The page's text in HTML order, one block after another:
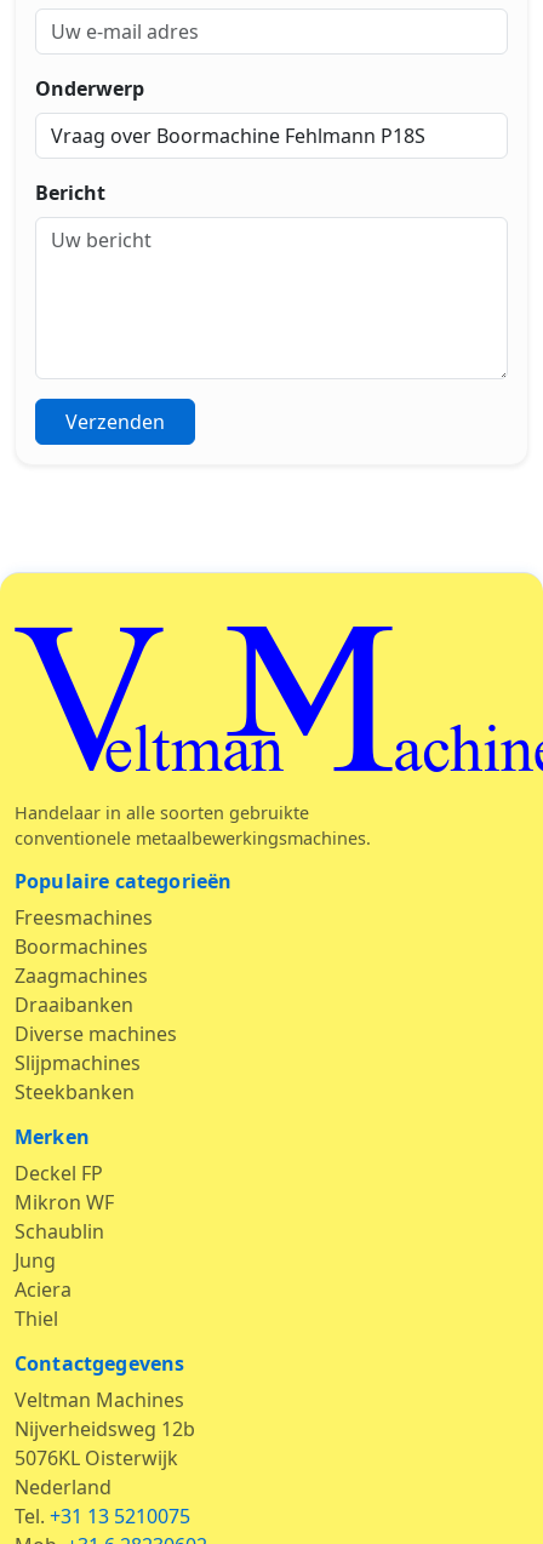
Onderwerp
Bericht
Verzenden
Veltman
Handelaar in alle soorten gebruikte
conventionele metaalbewerkingsmachines.
Populaire categorieën
Freesmachines
Boormachines
Zaagmachines
Draaibanken
Diverse machines
Slijpmachines
Steekbanken
Merken
Deckel FP
Mikron WF
Schaublin
Jung
Aciera
Thiel
Contactgegevens
Veltman Machines
Nijverheidsweg 12b
5076KL Oisterwijk
Nederland
Tel. +31 13 5210075